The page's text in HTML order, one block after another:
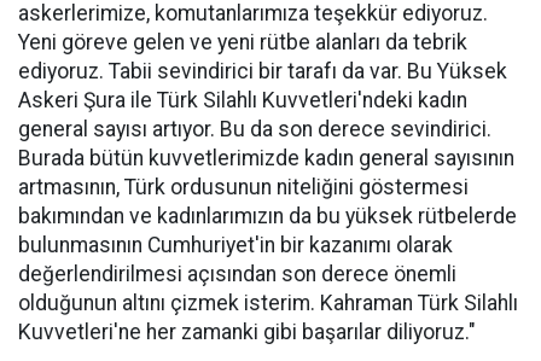
askerlerimize, komutanlarımıza teşekkür ediyoruz.
Yeni göreve gelen ve yeni rütbe alanları da tebrik
ediyoruz. Tabii sevindirici bir tarafı da var. Bu Yüksek
Askeri Şura ile Türk Silahlı Kuvvetleri'ndeki kadın
general sayısı artıyor. Bu da son derece sevindirici.
Burada bütün kuvvetlerimizde kadın general sayısının
artmasının, Türk ordusunun niteliğini göstermesi
bakımından ve kadınlarımızın da bu yüksek rütbelerde
bulunmasının Cumhuriyet'in bir kazanımı olarak
değerlendirilmesi açısından son derece önemli
olduğunun altını çizmek isterim. Kahraman Türk Silahlı
Kuvvetleri'ne her zamanki gibi başarılar diliyoruz."